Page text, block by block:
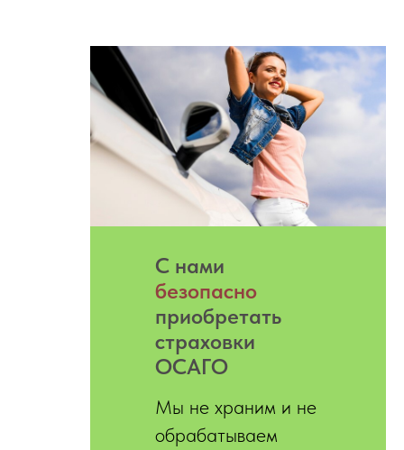
С нами
безопасно
приобретать
страховки
ОСАГО
Мы не храним и не
обрабатываем